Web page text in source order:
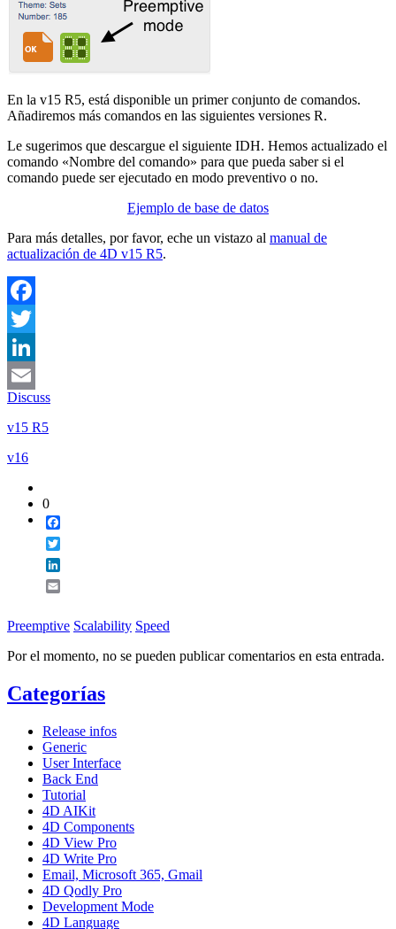
En la v15 R5, está disponible un primer conjunto de comandos.
Añadiremos más comandos en las siguientes versiones R.
Le sugerimos que descargue el siguiente IDH. Hemos actualizado el
comando «Nombre del comando» para que pueda saber si el
comando puede ser ejecutado en modo preventivo o no.
Ejemplo de base de datos
Para más detalles, por favor, eche un vistazo al manual de
actualización de 4D v15 R5.
Facebook
Twitter
LinkedIn
Email
Discuss
v15 R5
v16
0
Preemptive Scalability Speed
Por el momento, no se pueden publicar comentarios en esta entrada.
Categorías
Release infos
Generic
User Interface
Back End
Tutorial
4D AIKit
4D Components
4D View Pro
4D Write Pro
Email, Microsoft 365, Gmail
4D Qodly Pro
Development Mode
4D Language